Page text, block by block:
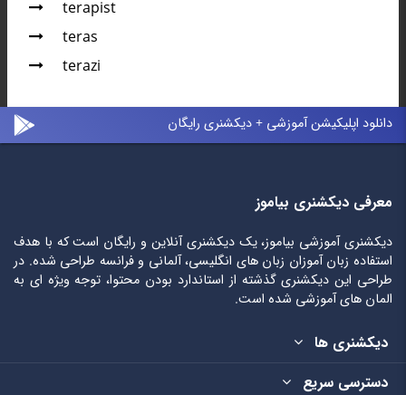
terapist
teras
terazi
دانلود اپلیکیشن آموزشی + دیکشنری رایگان
معرفی دیکشنری بیاموز
دیکشنری آموزشی بیاموز، یک دیکشنری آنلاین و رایگان است که با هدف
استفاده زبان آموزان زبان های انگلیسی، آلمانی و فرانسه طراحی شده. در
طراحی این دیکشنری گذشته از استاندارد بودن محتوا، توجه ویژه ای به
المان های آموزشی شده است.
دیکشنری ها
دسترسی سریع